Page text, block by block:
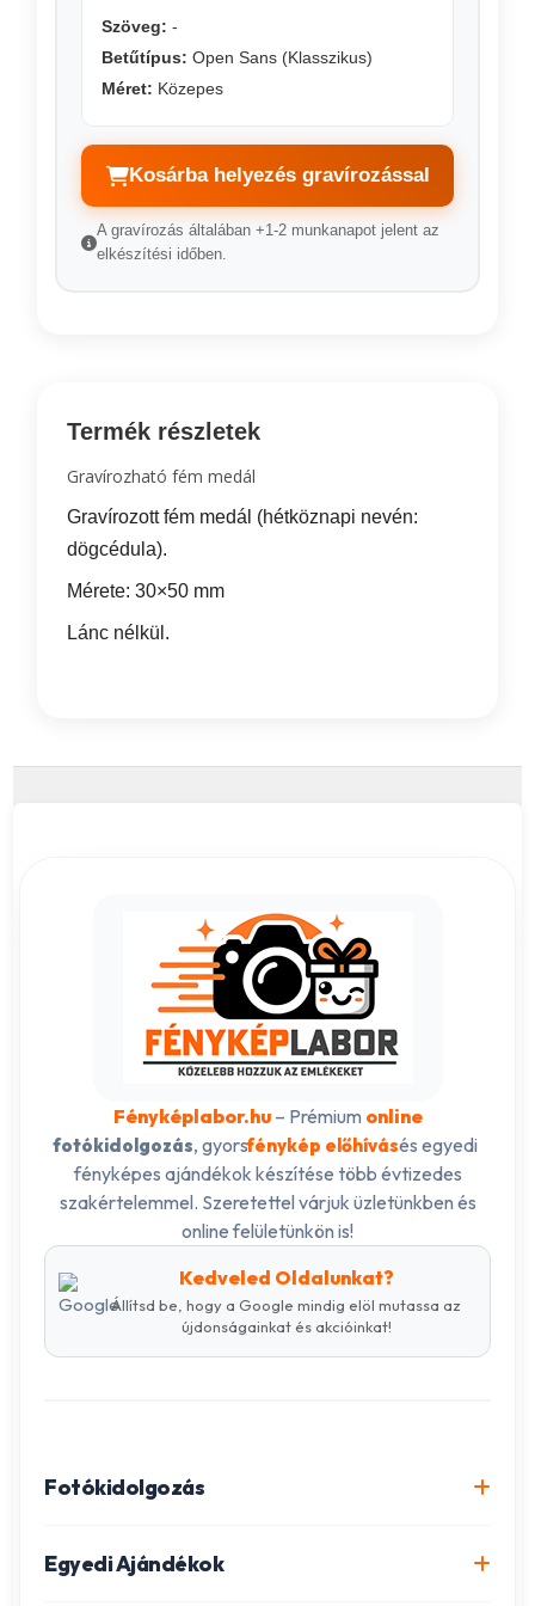
Szöveg: -
Betűtípus: Open Sans (Klasszikus)
Méret: Közepes
Kosárba helyezés gravírozással
A gravírozás általában +1-2 munkanapot jelent az
elkészítési időben.
Termék részletek
Gravírozható fém medál
Gravírozott fém medál (hétköznapi nevén:
dögcédula).
Mérete: 30×50 mm
Lánc nélkül.
Fényképlabor.hu– Prémium online
fotókidolgozás, gyorsfénykép előhívásés egyedi
fényképes ajándékok készítése több évtizedes
szakértelemmel. Szeretettel várjuk üzletünkben és
online felületünkön is!
Kedveled Oldalunkat?
Állítsd be, hogy a Google mindig elöl mutassa az
újdonságainkat és akcióinkat!
Fotókidolgozás
Egyedi Ajándékok